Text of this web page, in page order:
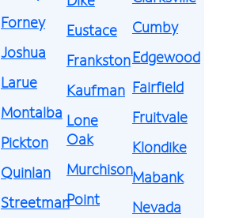
Forney
Joshua
Larue
Montalba
Pickton
Quinlan
Streetman
Eustace
Frankston
Kaufman
Lone
Oak
Murchison
Point
Cumby
Edgewood
Fairfield
Fruitvale
Klondike
Mabank
Nevada